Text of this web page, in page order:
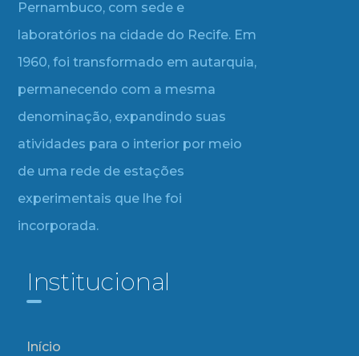
Pernambuco, com sede e
laboratórios na cidade do Recife. Em
1960, foi transformado em autarquia,
permanecendo com a mesma
denominação, expandindo suas
atividades para o interior por meio
de uma rede de estações
experimentais que lhe foi
incorporada.
Institucional
Início